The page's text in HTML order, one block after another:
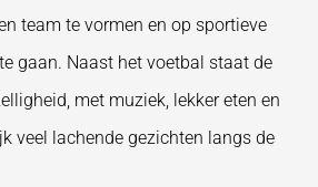
team te vormen en op sportieve
gaan. Naast het voetbal staat de
met muziek, lekker eten en
veel lachende gezichten langs de